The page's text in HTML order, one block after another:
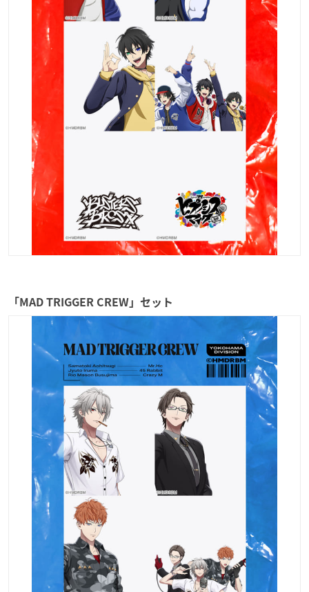
「MAD TRIGGER CREW」セット